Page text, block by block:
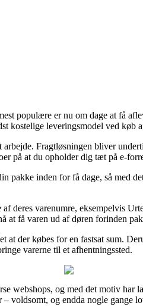
populære er nu om dage at få
kostelige leveringsmodel ved
Fragtløsningen bliver
på at du opholder dig tæt på e-
inden for få dage, så med
deres varenumre, eksempelvis
at få varen ud af døren forinden
der købes for en fastsat sum.
varerne til et afhentningssted.
webshops, og med det motiv har
voldsomt, og endda nogle gange